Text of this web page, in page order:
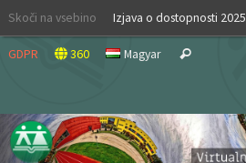
Skip
content
Skoči na vsebino Izjava o dostopnosti 2025
GDPR 360 Magyar Search